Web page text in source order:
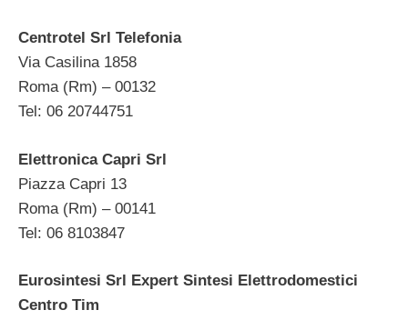
Centrotel Srl Telefonia
Via Casilina 1858
Roma (Rm) – 00132
Tel: 06 20744751
Elettronica Capri Srl
Piazza Capri 13
Roma (Rm) – 00141
Tel: 06 8103847
Eurosintesi Srl Expert Sintesi Elettrodomestici
Centro Tim